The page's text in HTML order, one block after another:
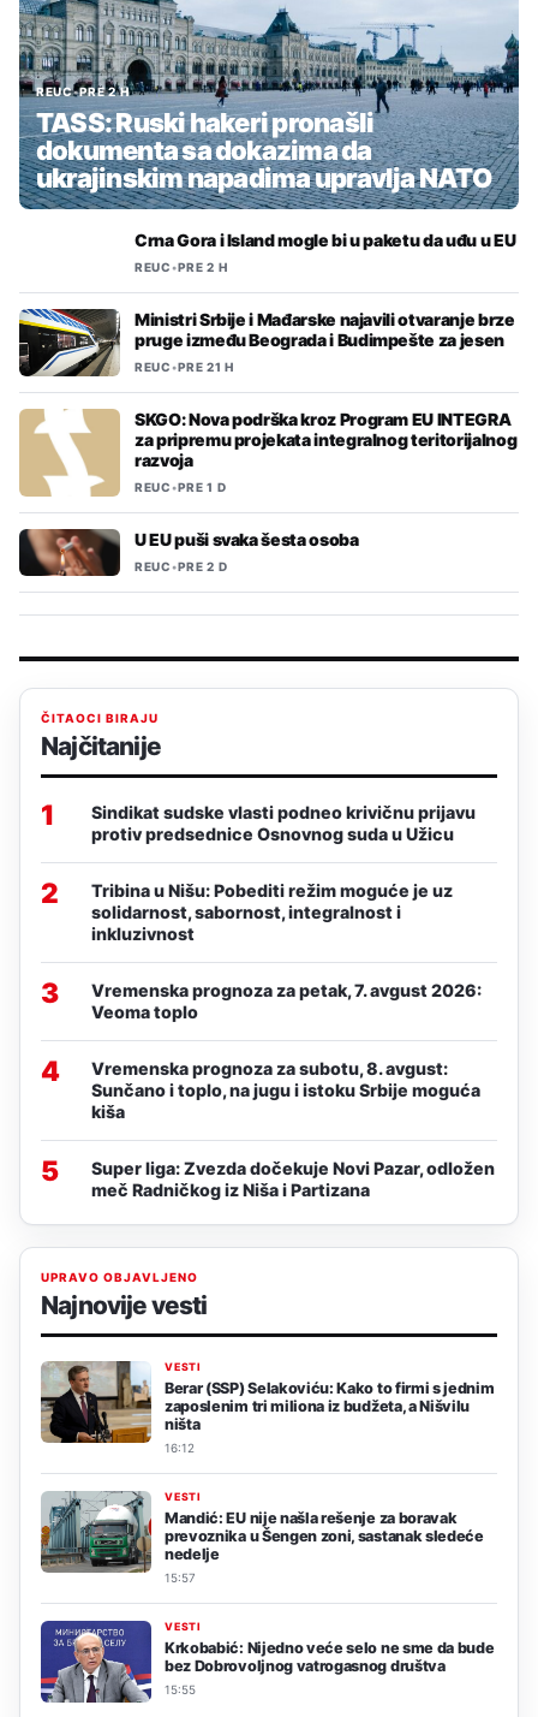
REUC•PRE 2 H
TASS: Ruski hakeri pronašli
dokumenta sa dokazima da
ukrajinskim napadima upravlja NATO
Crna Gora i Island mogle bi u paketu da uđu u EU
REUC•PRE 2 H
Ministri Srbije i Mađarske najavili otvaranje brze
pruge između Beograda i Budimpešte za jesen
REUC•PRE 21 H
SKGO: Nova podrška kroz Program EU INTEGRA
za pripremu projekata integralnog teritorijalnog
razvoja
REUC•PRE 1 D
U EU puši svaka šesta osoba
REUC•PRE 2 D
ČITAOCI BIRAJU
Najčitanije
1
Sindikat sudske vlasti podneo krivičnu prijavu
protiv predsednice Osnovnog suda u Užicu
2
Tribina u Nišu: Pobediti režim moguće je uz
solidarnost, sabornost, integralnost i
inkluzivnost
3
Vremenska prognoza za petak, 7. avgust 2026:
Veoma toplo
4
Vremenska prognoza za subotu, 8. avgust:
Sunčano i toplo, na jugu i istoku Srbije moguća
kiša
5
Super liga: Zvezda dočekuje Novi Pazar, odložen
meč Radničkog iz Niša i Partizana
UPRAVO OBJAVLJENO
Najnovije vesti
VESTI
Berar (SSP) Selakoviću: Kako to firmi s jednim
zaposlenim tri miliona iz budžeta, a Nišvilu
ništa
16:12
VESTI
Mandić: EU nije našla rešenje za boravak
prevoznika u Šengen zoni, sastanak sledeće
nedelje
15:57
VESTI
Krkobabić: Nijedno veće selo ne sme da bude
bez Dobrovoljnog vatrogasnog društva
15:55